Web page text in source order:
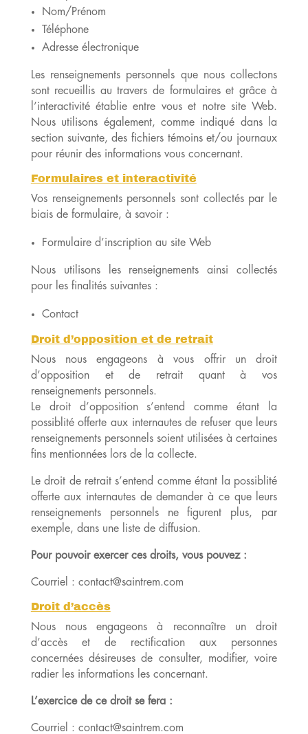
Nom/Prénom
Téléphone
Adresse électronique
Les renseignements personnels que nous collectons
sont recueillis au travers de formulaires et grâce à
l’interactivité établie entre vous et notre site Web.
Nous utilisons également, comme indiqué dans la
section suivante, des fichiers témoins et/ou journaux
pour réunir des informations vous concernant.
Formulaires et interactivité
Vos renseignements personnels sont collectés par le
biais de formulaire, à savoir :
Formulaire d’inscription au site Web
Nous utilisons les renseignements ainsi collectés
pour les finalités suivantes :
Contact
Droit d’opposition et de retrait
Nous nous engageons à vous offrir un droit
d’opposition et de retrait quant à vos
renseignements personnels.
Le droit d’opposition s’entend comme étant la
possiblité offerte aux internautes de refuser que leurs
renseignements personnels soient utilisées à certaines
fins mentionnées lors de la collecte.
Le droit de retrait s’entend comme étant la possiblité
offerte aux internautes de demander à ce que leurs
renseignements personnels ne figurent plus, par
exemple, dans une liste de diffusion.
Pour pouvoir exercer ces droits, vous pouvez :
Courriel : contact@saintrem.com
Droit d’accès
Nous nous engageons à reconnaître un droit
d’accès et de rectification aux personnes
concernées désireuses de consulter, modifier, voire
radier les informations les concernant.
L’exercice de ce droit se fera :
Courriel : contact@saintrem.com